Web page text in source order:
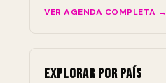
VER AGENDA COMPLETA →
Explorar por País